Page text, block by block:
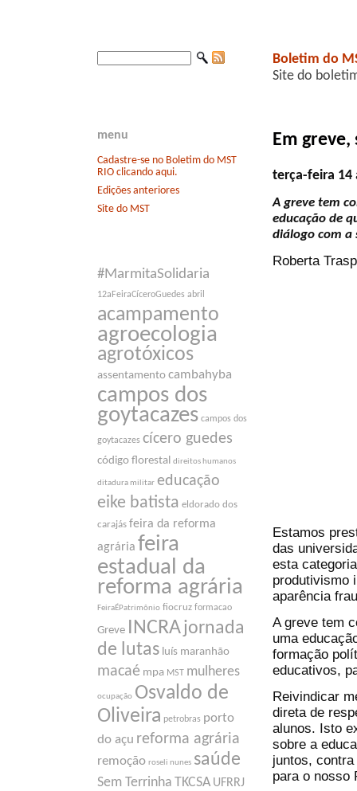
menu
Cadastre-se no Boletim do MST
RIO clicando aqui.
Edições anteriores
Site do MST
#MarmitaSolidaria
12aFeiraCíceroGuedes abril
acampamento
agroecologia
agrotóxicos
assentamento cambahyba
campos dos
goytacazes campos dos
goytacazes cícero guedes
código florestal direitos humanos
ditadura militar educação
eike batista eldorado dos
carajás feira da reforma
agrária feira
estadual da
reforma agrária
FeiraÉPatrimônio fiocruz formacao
Greve INCRA jornada
de lutas luís maranhão
macaé mpa MST mulheres
ocupação Osvaldo de
Oliveira petrobras porto
do açu reforma agrária
remoção roseli nunes saúde
Sem Terrinha TKCSA UFRRJ
Boletim do
Site do
Em
terça-feira 14
A greve tem
educação de
diálogo com a
Roberta
Estamos
das
esta
produtivismo
aparência
A greve tem
uma
formação
educativos,
Reivindicar
direta de
alunos. Isto
sobre a
juntos,
para o nosso